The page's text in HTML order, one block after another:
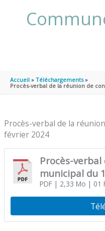
Accueil
Téléchargements
Procès-verbal de la réunion de
Procès-verbal de la
février 2024
Procès-
municipal du
PDF| 2,33 Mo | 01